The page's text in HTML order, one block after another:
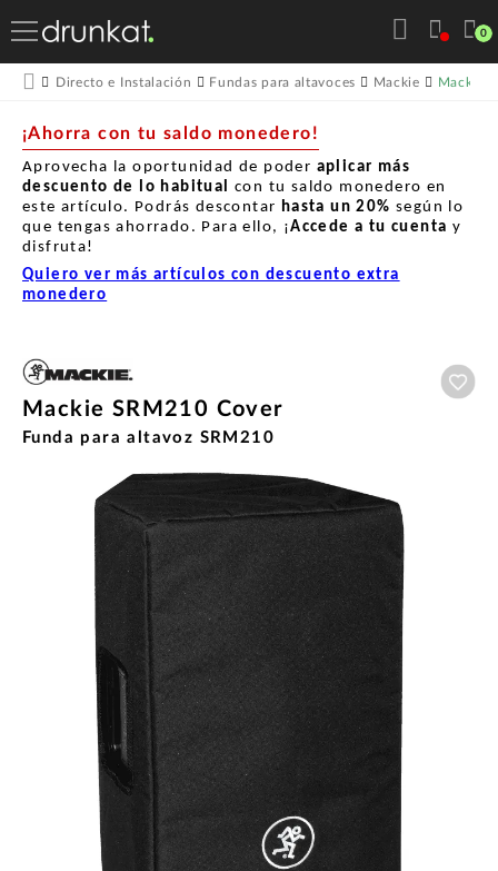
0
Directo e Instalación Fundas para altavoces Mackie Mackie
¡Ahorra con tu saldo monedero!
Aprovecha la oportunidad de poder aplicar más
descuento de lo habitual con tu saldo monedero en
este artículo. Podrás descontar hasta un 20% según lo
que tengas ahorrado. Para ello, ¡Accede a tu cuenta y
disfruta!
Quiero ver más artículos con descuento extra
monedero
Mackie SRM210 Cover
Funda para altavoz SRM210